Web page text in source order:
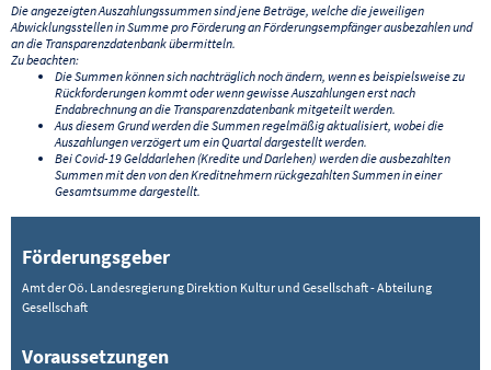
Die angezeigten Auszahlungssummen sind jene Beträge, welche die jeweiligen
Abwicklungsstellen in Summe pro Förderung an Förderungsempfänger ausbezahlen und
an die Transparenzdatenbank übermitteln.
Zu beachten:
Die Summen können sich nachträglich noch ändern, wenn es beispielsweise zu
Rückforderungen kommt oder wenn gewisse Auszahlungen erst nach
Endabrechnung an die Transparenzdatenbank mitgeteilt werden.
Aus diesem Grund werden die Summen regelmäßig aktualisiert, wobei die
Auszahlungen verzögert um ein Quartal dargestellt werden.
Bei Covid-19 Gelddarlehen (Kredite und Darlehen) werden die ausbezahlten
Summen mit den von den Kreditnehmern rückgezahlten Summen in einer
Gesamtsumme dargestellt.
Förderungsgeber
Amt der Oö. Landesregierung Direktion Kultur und Gesellschaft - Abteilung
Gesellschaft
Voraussetzungen